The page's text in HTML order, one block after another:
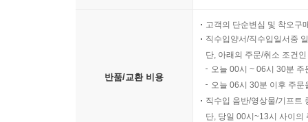
반품/교환 비용
고객의 단순변심 및 착오구
직수입양서/직수입일서중
단, 아래의 주문/취소 조건
오늘 00시 ~ 06시 30분
오늘 06시 30분 이후 주
직수입 음반/영상물/기프트
단, 당일 00시~13시 사이의